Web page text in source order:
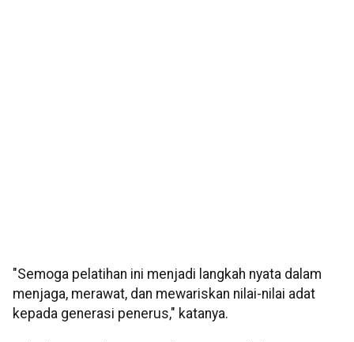
"Semoga pelatihan ini menjadi langkah nyata dalam
menjaga, merawat, dan mewariskan nilai-nilai adat
kepada generasi penerus," katanya.